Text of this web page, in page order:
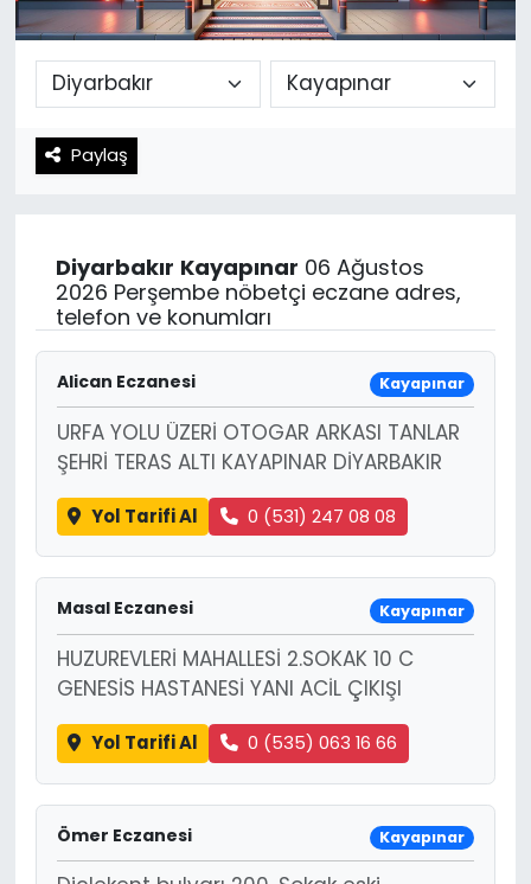
Paylaş
Diyarbakır Kayapınar 06 Ağustos
2026 Perşembe nöbetçi eczane adres,
telefon ve konumları
Alican Eczanesi Kayapınar
URFA YOLU ÜZERİ OTOGAR ARKASI TANLAR
ŞEHRİ TERAS ALTI KAYAPINAR DİYARBAKIR
Yol Tarifi Al 0 (531) 247 08 08
Masal Eczanesi Kayapınar
HUZUREVLERİ MAHALLESİ 2.SOKAK 10 C
GENESİS HASTANESİ YANI ACİL ÇIKIŞI
Yol Tarifi Al 0 (535) 063 16 66
Ömer Eczanesi Kayapınar
Spor
Teknoloji
Resmi İlanlar
Teknoloji
Yaşam
Künye
İletişim